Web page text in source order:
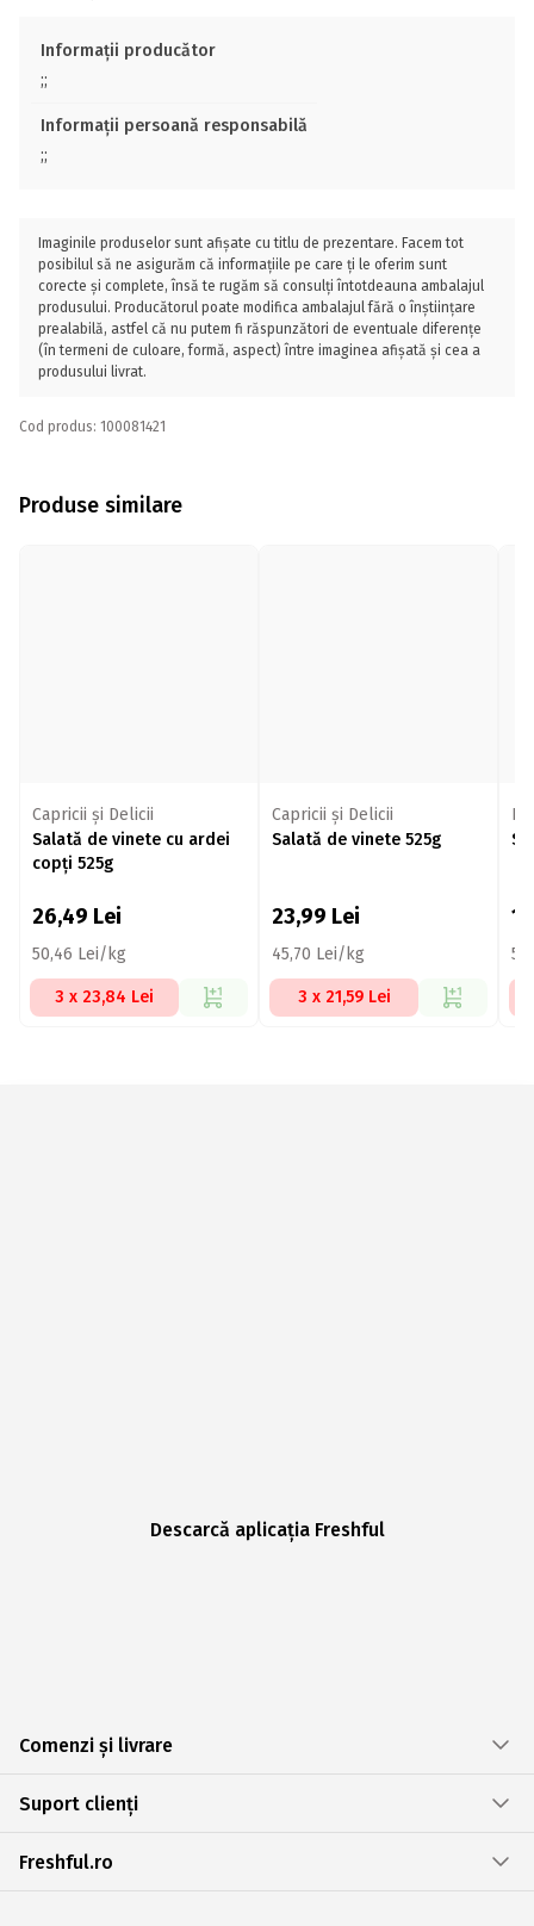
Informații producător
;;
Informații persoană responsabilă
;;
Imaginile produselor sunt afișate cu titlu de prezentare. Facem tot
posibilul să ne asigurăm că informațiile pe care ți le oferim sunt
corecte și complete, însă te rugăm să consulți întotdeauna ambalajul
produsului. Producătorul poate modifica ambalajul fără o înștiințare
prealabilă, astfel că nu putem fi răspunzători de eventuale diferențe
(în termeni de culoare, formă, aspect) între imaginea afișată și cea a
produsului livrat.
Cod produs: 100081421
Produse similare
Capricii și Delicii
Salată de vinete cu ardei
copți 525g
26,49 Lei
50,46 Lei/kg
3 x 23,84 Lei
Capricii și Delicii
Salată de vinete 525g
23,99 Lei
45,70 Lei/kg
3 x 21,59 Lei
Descarcă aplicația Freshful
Comenzi și livrare
Suport clienți
Freshful.ro